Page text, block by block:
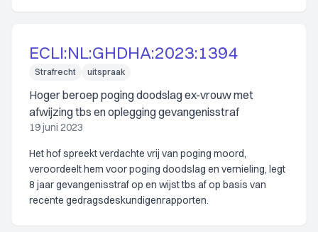
ECLI:NL:GHDHA:2023:1394
Strafrecht uitspraak
Hoger beroep poging doodslag ex-vrouw met
afwijzing tbs en oplegging gevangenisstraf
19 juni 2023
Het hof spreekt verdachte vrij van poging moord,
veroordeelt hem voor poging doodslag en vernieling, legt
8 jaar gevangenisstraf op en wijst tbs af op basis van
recente gedragsdeskundigenrapporten.